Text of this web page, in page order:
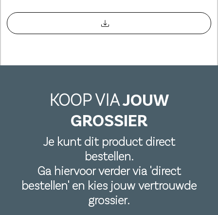
KOOP VIAJOUW
GROSSIER
Je kunt dit product direct
bestellen.
Ga hiervoor verder via 'direct
bestellen' en kies jouw vertrouwde
grossier.